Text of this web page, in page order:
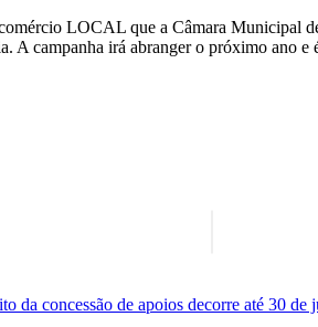
LOCAL que a Câmara Municipal
A campanha irá abranger o próximo ano